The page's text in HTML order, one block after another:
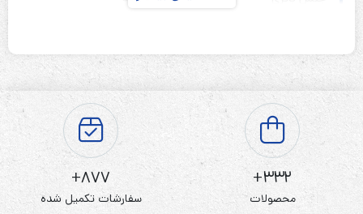
ظرفیت باتری 1500 میلی آمپر ساعت
ابعاد
نوع ترمینال سر نوک دار
گارانتی ندارد
332+
محصولات
877+
سفارشات تکمیل شده